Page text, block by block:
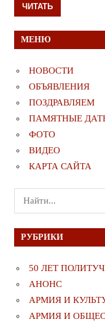
ЧИТАТЬ
МЕНЮ
НОВОСТИ
ОБЪЯВЛЕНИЯ
ПОЗДРАВЛЯЕМ
ПАМЯТНЫЕ
ФОТО
ВИДЕО
КАРТА САЙТА
Поиск
для:
РУБРИКИ
50 ЛЕТ
АНОНС
АРМИЯ И
АРМИЯ И